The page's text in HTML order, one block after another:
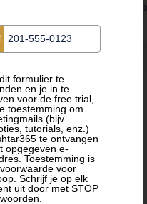
States +1
formulier te
en je in te
voor de free trial,
toestemming om
(bijv.
tutorials, enz.)
te ontvangen
opgegeven e-
Toestemming is
voor
Schrijf je op elk
uit door met STOP